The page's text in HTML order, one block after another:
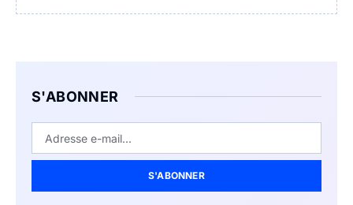
S'ABONNER
S'ABONNER